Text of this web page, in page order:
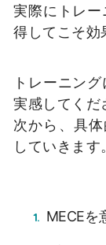
実際にトレ
得してこそ効
トレーニン
実感してくだ
次から、具
していきます。
MECEを